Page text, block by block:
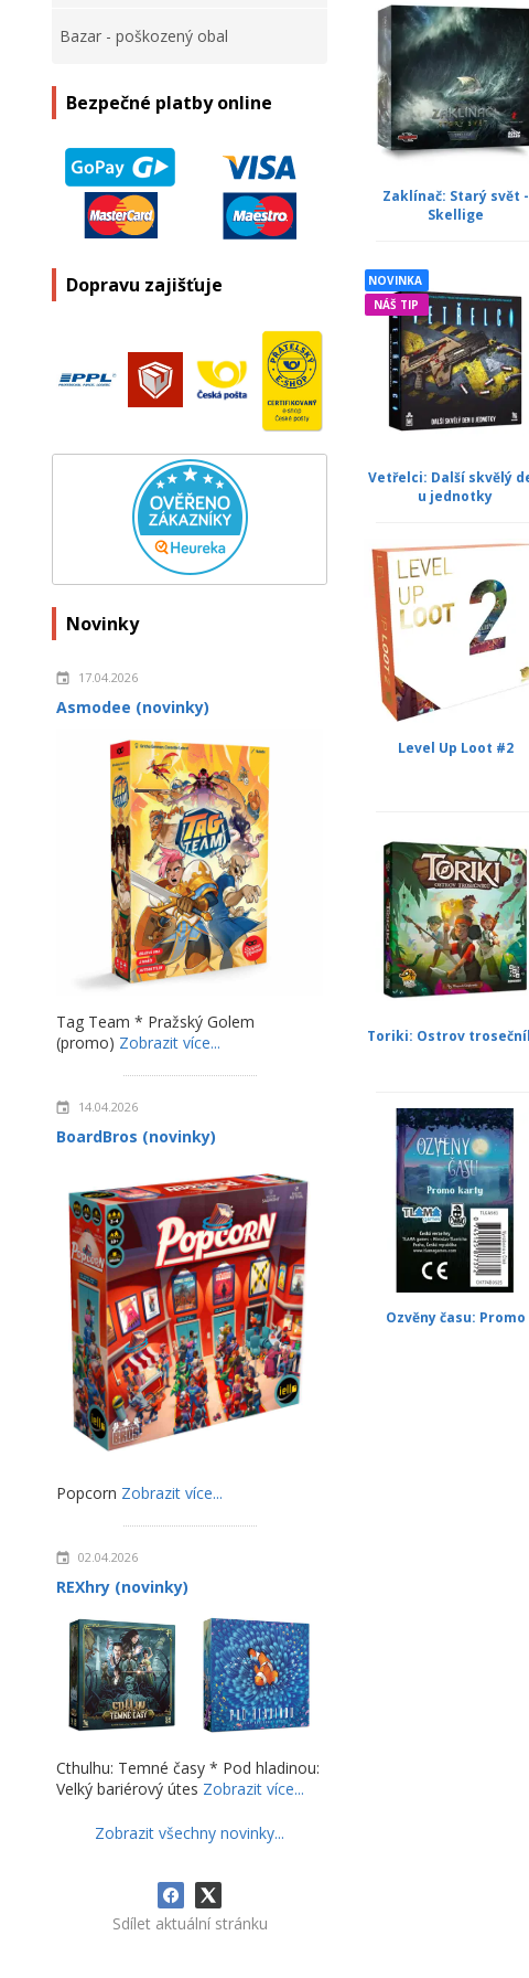
Bazar - poškozený obal
Bezpečné platby online
Dopravu zajišťuje
Novinky
17.04.2026
Asmodee (novinky)
Tag Team * Pražský Golem
(promo) Zobrazit více...
14.04.2026
BoardBros (novinky)
Popcorn Zobrazit více...
02.04.2026
REXhry (novinky)
Cthulhu: Temné časy * Pod hladinou:
Velký bariérový útes Zobrazit více...
Zobrazit všechny novinky...
Sdílet aktuální stránku
Zaklínač: Starý svět -
Skellige
NOVINKA
NÁŠ TIP
Vetřelci: Další skvělý
u jednotky
Level Up Loot #2
Toriki: Ostrov
Ozvěny času: Promo